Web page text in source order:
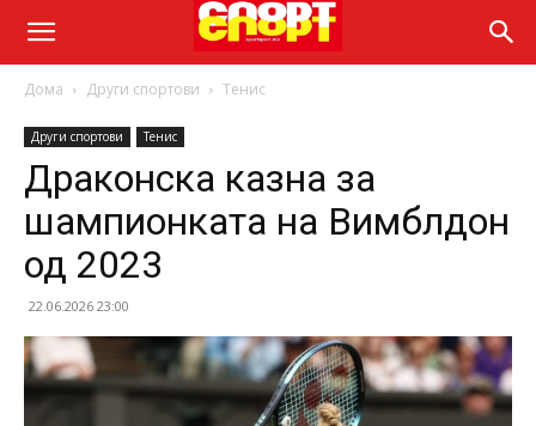
Дома Други спортови Тенис
Други спортови Тенис
Драконска казна за
шампионката на Вимблдон
од 2023
22.06.2026 23:00